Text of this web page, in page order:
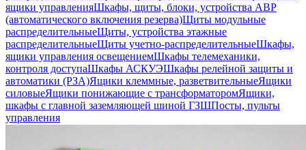
ящики управленияШкафы, щиты, блоки, устройства АВР
(автоматического включения резерва)Щиты модульные
распределительныеЩиты, устройства этажные
распределительныеЩиты учетно-распределительныеШкафы,
ящики управления освещениемШкафы телемеханики,
контроля доступаШкафы АСКУЭШкафы релейной защиты и
автоматики (РЗА)Ящики клеммные, разветвительныеЯщики
силовыеЯщики понижающие с трансформаторомЯщики,
шкафы с главной заземляющей шиной ГЗШПосты, пульты
управления